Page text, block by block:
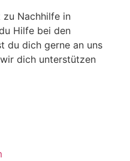
Nachhilfe in
Hilfe bei den
du dich gerne an uns
dich unterstützen